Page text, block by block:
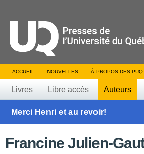
ACCUEIL NOUVELLES À PROPOS DES PUQ
Livres Libre accès Auteurs
Merci Henri et au revoir!
Francine Julien-